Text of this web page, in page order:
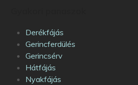
Derékfájás
Gerincferdülés
Gerincsérv
Hátfájás
Nyakfájás